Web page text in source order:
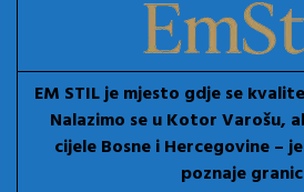
EM STIL je mjesto gdje se
Nalazimo se u Kotor Varošu,
cijele Bosne i Hercegovine –
poznaje